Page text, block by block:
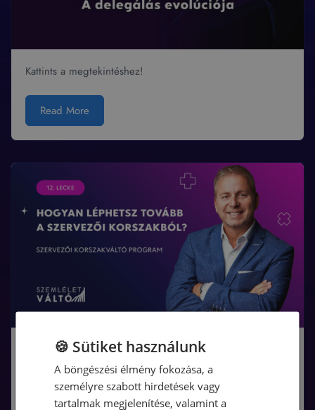
Kattints a megtekintéshez!
Read More
Kattints a megtekintéshez!
Read More
🍪 Sütiket használunk
A böngészési élmény fokozása, a
személyre szabott hirdetések vagy
tartalmak megjelenítése, valamint a